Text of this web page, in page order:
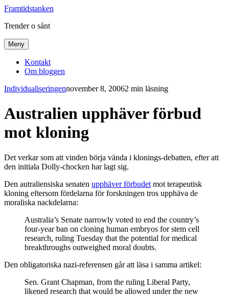
Framtidstanken
Trender o sånt
Meny
Kontakt
Om bloggen
Individualiseringennovember 8, 20062 min läsning
Australien upphäver förbud
mot kloning
Det verkar som att vinden börja vända i klonings-debatten, efter att
den initiala Dolly-chocken har lagt sig.
Den autraliensiska senaten upphäver förbudet mot terapeutisk
kloning eftersom fördelarna för forskningen tros upphäva de
moraliska nackdelarna:
Australia’s Senate narrowly voted to end the country’s
four-year ban on cloning human embryos for stem cell
research, ruling Tuesday that the potential for medical
breakthroughs outweighed moral doubts.
Den obligatoriska nazi-referensen går att läsa i samma artikel:
Sen. Grant Chapman, from the ruling Liberal Party,
likened research that would be allowed under the new